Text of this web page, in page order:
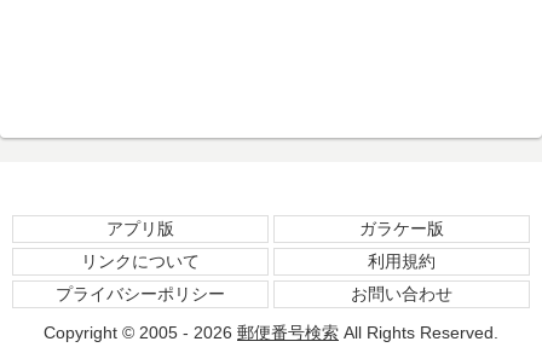
アプリ版
ガラケー版
リンクについて
利用規約
プライバシーポリシー
お問い合わせ
Copyright © 2005 - 2026 郵便番号検索 All Rights Reserved.